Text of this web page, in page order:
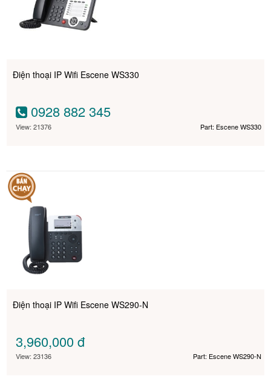
Điện thoại IP Wifi Escene WS330
0928 882 345
View: 21376 Part: Escene WS330
Điện thoại IP Wifi Escene WS290-N
3,960,000đ
View: 23136 Part: Escene WS290-N